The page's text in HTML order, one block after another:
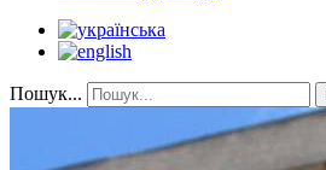
Пошук...